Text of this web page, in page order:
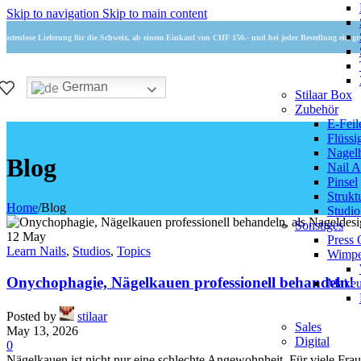
Skip to navigation Skip to main content
Lieferung für die Schweiz, ab einem Einkauf von CHF 150.- und bei jeder Bestellung ein
German
Stilaar Box
Zubehör
E-
Nail
Pinsel
Sonstiges
Press
Sales
Digital
Blog
Home/Blog
12 May
Learn Nails, Studios, Topics
Onychophagie, Nägelkauen professionell behandeln!
Posted by
stilaar
May 13, 2026
0